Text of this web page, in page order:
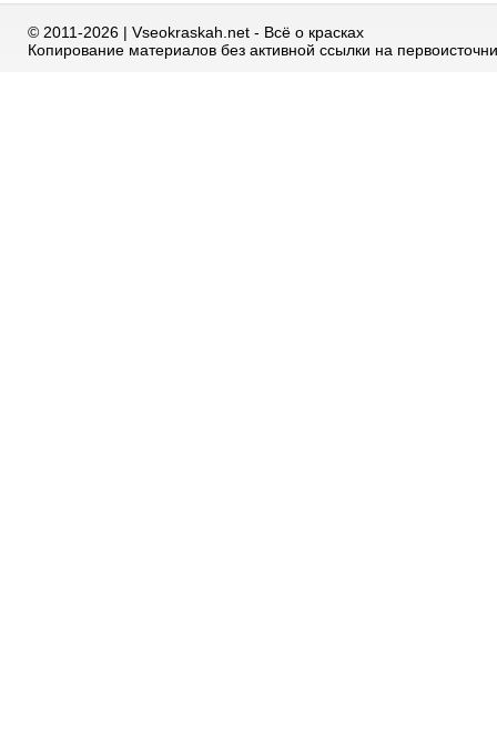
© 2011-2026 | Vseokraskah.net - Всё о красках
Копирование материалов без активной ссылки на